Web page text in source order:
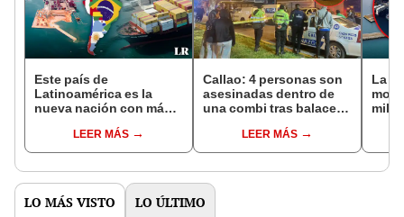
Este país de
Latinoamérica es la
nueva nación con más
en América Latina y El
Caribe
LEER MÁS
Callao: 4 personas son
asesinadas dentro de
una combi tras balacera,
LEER MÁS
La
LO MÁS VISTO LO ÚLTIMO